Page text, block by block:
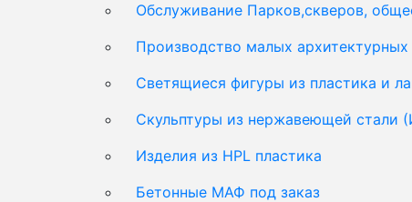
Обслуживание Парков,скверов,
Производство малых
Светящиеся фигуры из пластика и
Скульптуры из нержавеющей стали
Изделия из HPL пластика
Бетонные МАФ под заказ